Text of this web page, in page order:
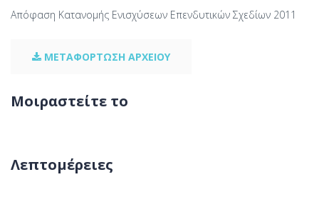
Απόφαση Κατανομής Ενισχύσεων Επενδυτικών Σχεδίων 2011
ΜΕΤΑΦΟΡΤΩΣΗ ΑΡΧΕΙΟΥ
Μοιραστείτε το
Λεπτομέρειες